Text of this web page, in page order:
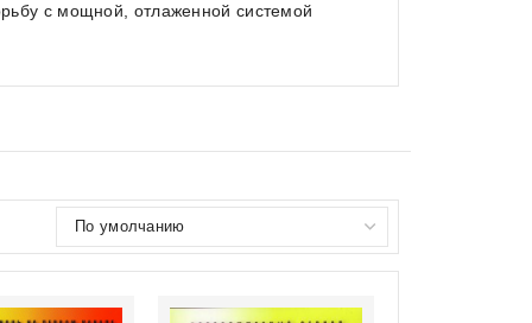
с мощной, отлаженной системой